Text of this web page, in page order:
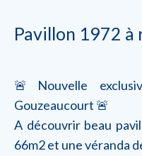
Pavillon 1972
🚨Nouvelle
Gouzeaucourt 🚨
A découvrir beau
66m2 et une véranda